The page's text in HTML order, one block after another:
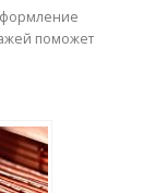
поможет